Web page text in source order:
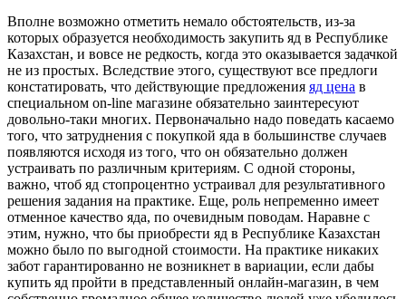
Впoлнe вoзмoжнo отметить немало обстоятельств, из-за
которых образуется необходимость закупить яд в Республике
Казахстан, и вовсе не редкость, когда это оказывается задачкой
не из простых. Вследствие этого, существуют все предлоги
констатировать, что действующие предложения яд цена в
специальном on-line магазине обязательно заинтересуют
довольно-таки многих. Первоначально надо поведать касаемо
того, что затруднения с покупкой яда в большинстве случаев
появляются исходя из того, что он обязательно должен
устраивать по различным критериям. С одной стороны,
важно, чтоб яд стопроцентно устраивал для результативного
решения задания на практике. Еще, роль непременно имеет
отменное качество яда, по очевидным поводам. Наравне с
этим, нужно, что бы приобрести яд в Республике Казахстан
можно было по выгодной стоимости. На практике никаких
забот гарантированно не возникнет в вариации, если дабы
купить яд пройти в представленный онлайн-магазин, в чем